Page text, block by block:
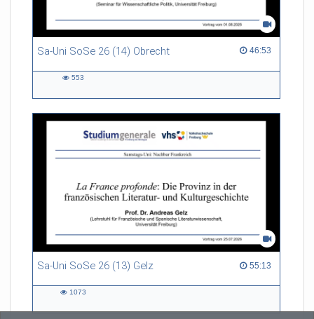
Sa-Uni SoSe 26 (14) Obrecht 46:53
46:53 duration
553
Sa-Uni SoSe 26 (13) Gelz 55:13
55:13 duration
1073